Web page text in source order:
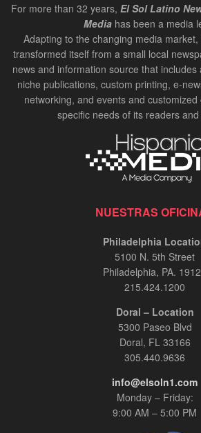
For more than 32 years, El Sol Latino
Media has been a media
Adapting to the changing media
transformed itself from a small local
news and information source that
niche publications, custom printing, e-
networking, and events and
specific needs of its readers
NUESTRAS
Philadelphia
5100 N. 5th Street
Philadelphia, PA.
215.424.1200
Doral – Location
5300 Paseo Blvd
Doral, FL 33166
305.440.9636
info@elsoln1.com
Monday – Friday:
9:00 AM – 5:00 PM